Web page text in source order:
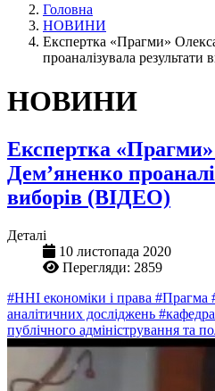
Головна
НОВИНИ
Експертка «Прагми»
проаналізувала
НОВИНИ
Експертка
Дем’яненко
виборів (ВІДЕО)
Деталі
10 листопада 2020
Перегляди: 2859
#ННІ економіки і права #Прагма
аналітичних досліджень
публічного адміністрування та